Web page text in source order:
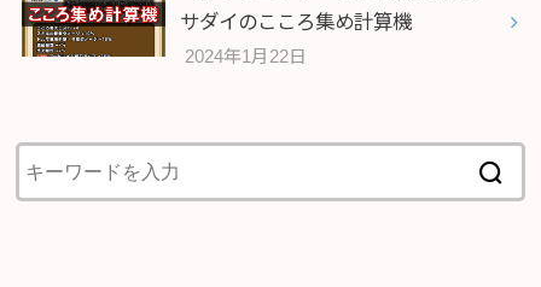
サダイのこころ集め計算機
2024年1月22日